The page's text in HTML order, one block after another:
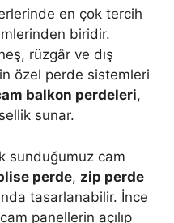
en çok tercih
biridir.
rüzgâr ve dış
özel perde sistemleri
balkon perdeleri,
sunar.
sunduğumuz cam
perde, zip perde
tasarlanabilir. İnce
panellerin açılıp